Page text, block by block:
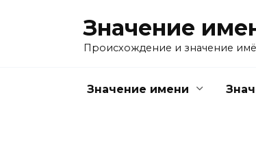
Значение
Происхождение и значение
Значение имени